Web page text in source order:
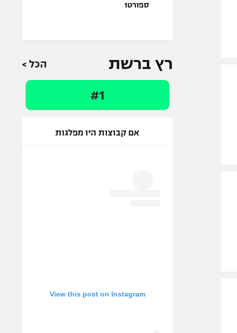
ספורט1
רץ ברשת הכל >
#1
אם קבוצות היו מפלגות
View this post on Instagram